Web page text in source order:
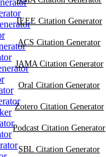
IEEE Citation Generator
ACS Citation Generator
JAMA Citation Generator
Oral Citation Generator
Zotero Citation Generator
Podcast Citation Generator
SBL Citation Generator